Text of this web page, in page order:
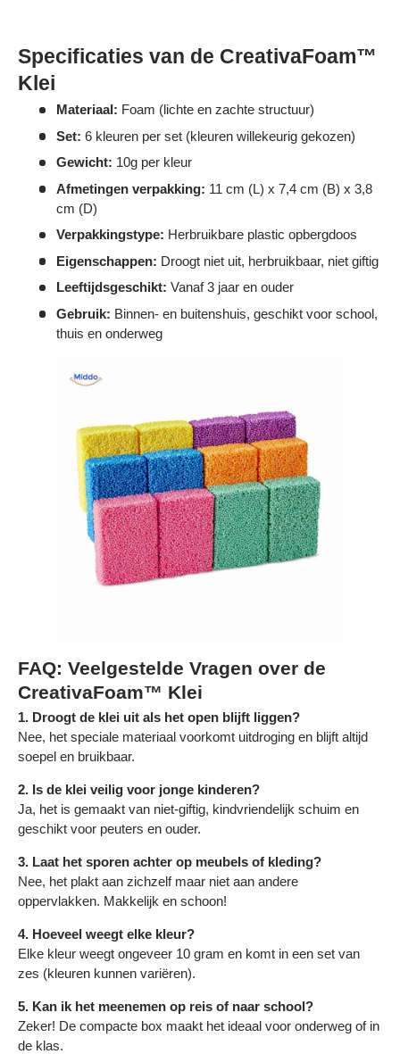
Specificaties van de CreativaFoam™
Klei
Materiaal: Foam (lichte en zachte structuur)
Set: 6 kleuren per set (kleuren willekeurig gekozen)
Gewicht: 10g per kleur
Afmetingen verpakking: 11 cm (L) x 7,4 cm (B) x 3,8
cm (D)
Verpakkingstype: Herbruikbare plastic opbergdoos
Eigenschappen: Droogt niet uit, herbruikbaar, niet giftig
Leeftijdsgeschikt: Vanaf 3 jaar en ouder
Gebruik: Binnen- en buitenshuis, geschikt voor school,
thuis en onderweg
FAQ: Veelgestelde Vragen over de
CreativaFoam™ Klei
1. Droogt de klei uit als het open blijft liggen?
Nee, het speciale materiaal voorkomt uitdroging en blijft altijd
soepel en bruikbaar.
2. Is de klei veilig voor jonge kinderen?
Ja, het is gemaakt van niet-giftig, kindvriendelijk schuim en
geschikt voor peuters en ouder.
3. Laat het sporen achter op meubels of kleding?
Nee, het plakt aan zichzelf maar niet aan andere
oppervlakken. Makkelijk en schoon!
4. Hoeveel weegt elke kleur?
Elke kleur weegt ongeveer 10 gram en komt in een set van
zes (kleuren kunnen variëren).
5. Kan ik het meenemen op reis of naar school?
Zeker! De compacte box maakt het ideaal voor onderweg of in
de klas.